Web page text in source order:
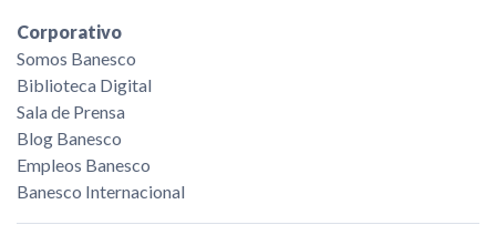
Corporativo
Somos Banesco
Biblioteca Digital
Sala de Prensa
Blog Banesco
Empleos Banesco
Banesco Internacional